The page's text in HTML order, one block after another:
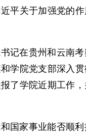
平关于加强党的
记在贵州和云南
学院党支部深入
了学院近期工作
国家事业能否顺